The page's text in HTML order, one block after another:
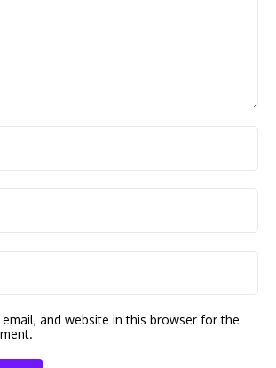
email, and website in this browser for the